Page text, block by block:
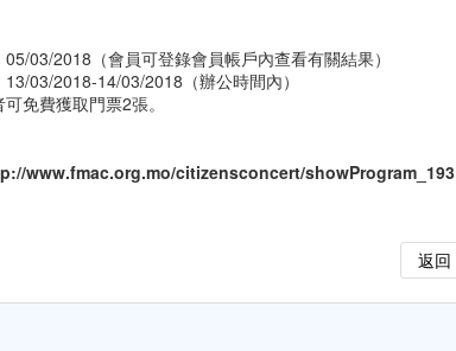
03/2018（會員可登錄會員帳戶內查看有關結果）
03/2018-14/03/2018（辦公時間內）
免費獲取門票2張。
www.fmac.org.mo/citizensconcert/showProgram_193
返回